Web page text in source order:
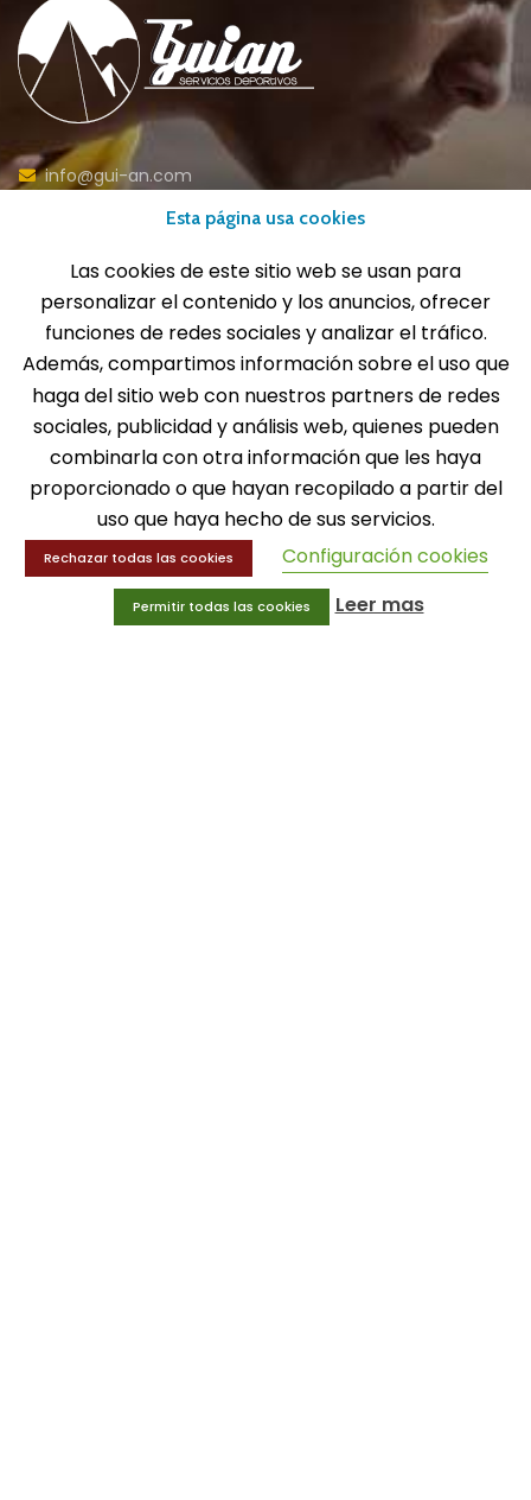
info@gui-an.com
Fax: 916 537 814
SOLICITA INFORMACIÓN
MENÚ
Deportes
Educación física
Entrenamiento y educación física
Esta página usa cookies
Las cookies de este sitio web se usan para
personalizar el contenido y los anuncios, ofrecer
funciones de redes sociales y analizar el tráfico.
Además, compartimos información sobre el uso que
haga del sitio web con nuestros partners de redes
sociales, publicidad y análisis web, quienes pueden
combinarla con otra información que les haya
proporcionado o que hayan recopilado a partir del
uso que haya hecho de sus servicios.
Rechazar todas las cookies Configuración cookies
Permitir todas las cookies Leer mas